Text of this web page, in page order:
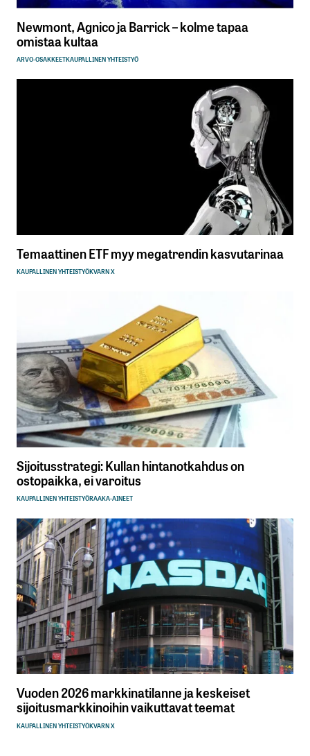
Newmont, Agnico ja Barrick – kolme tapaa
omistaa kultaa
ARVO-OSAKKEETKAUPALLINEN YHTEISTYÖ
Temaattinen ETF myy megatrendin kasvutarinaa
KAUPALLINEN YHTEISTYÖKVARN X
Sijoitusstrategi: Kullan hintanotkahdus on
ostopaikka, ei varoitus
KAUPALLINEN YHTEISTYÖRAAKA-AINEET
Vuoden 2026 markkinatilanne ja keskeiset
sijoitusmarkkinoihin vaikuttavat teemat
KAUPALLINEN YHTEISTYÖKVARN X